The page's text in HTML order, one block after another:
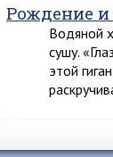
Рождение
Водяной
сушу.
этой